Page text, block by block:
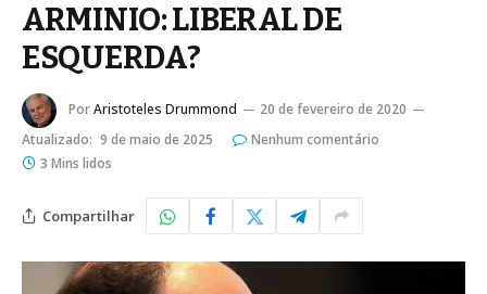
ARMINIO: LIBERAL DE
ESQUERDA?
PorAristoteles Drummond
20 de fevereiro de 2020
Atualizado: 9 de maio de 2025
Nenhum comentário
3 Mins lidos
Compartilhar